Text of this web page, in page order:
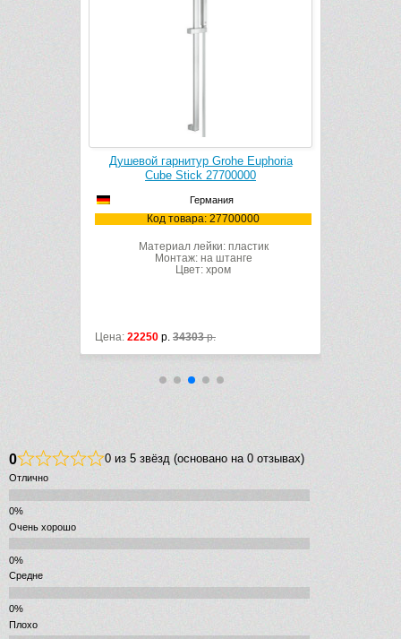
Душевой гарнитур Grohe Euphoria
Cube Stick 27700000
Германия
Код товара: 27700000
Материал лейки: пластик
Монтаж: на штанге
Цвет: хром
Цена: 22250 р. 34303р.
0 0 из 5 звёзд (основано на 0 отзывах)
Отлично
Очень хорошо
Средне
Плохо